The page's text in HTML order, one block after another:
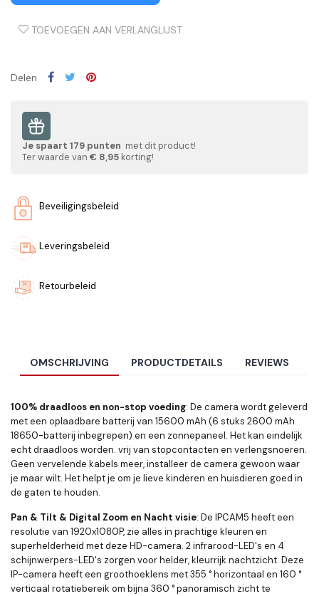
TOEVOEGEN AAN VERLANGLIJST
Delen
Je spaart 179 punten met dit product!
Ter waarde van € 8,95 korting!
Beveiligingsbeleid
Leveringsbeleid
Retourbeleid
OMSCHRIJVING PRODUCTDETAILS REVIEWS
100% draadloos en non-stop voeding: De camera wordt geleverd
met een oplaadbare batterij van 15600 mAh (6 stuks 2600 mAh
18650-batterij inbegrepen) en een zonnepaneel. Het kan eindelijk
echt draadloos worden. vrij van stopcontacten en verlengsnoeren.
Geen vervelende kabels meer, installeer de camera gewoon waar
je maar wilt. Het helpt je om je lieve kinderen en huisdieren goed in
de gaten te houden.
Pan & Tilt & Digital Zoom en Nacht visie: De IPCAM5 heeft een
resolutie van 1920x1080P, zie alles in prachtige kleuren en
superhelderheid met deze HD-camera. 2 infrarood-LED's en 4
schijnwerpers-LED's zorgen voor helder, kleurrijk nachtzicht. Deze
IP-camera heeft een groothoeklens met 355 ° horizontaal en 160 °
verticaal rotatiebereik om bijna 360 ° panoramisch zicht te